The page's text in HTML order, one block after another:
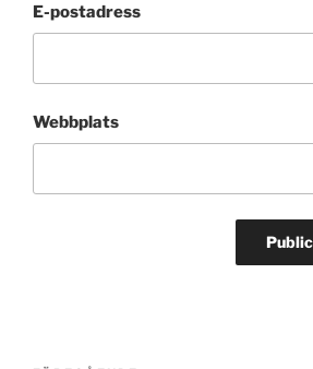
E-postadress
Webbplats
Inläggsnavigering